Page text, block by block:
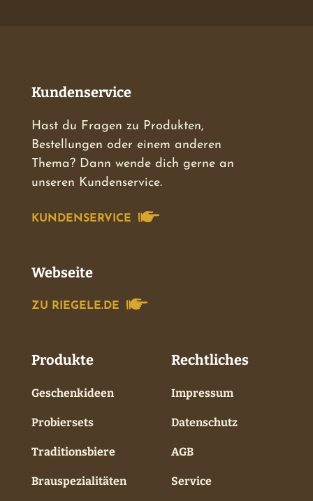
Kundenservice
Hast du Fragen zu Produkten,
Bestellungen oder einem anderen
Thema? Dann wende dich gerne an
unseren Kundenservice.
KUNDENSERVICE
Webseite
ZU RIEGELE.DE
Produkte
Geschenkideen
Probiersets
Traditionsbiere
Brauspezialitäten
Rechtliches
Impressum
Datenschutz
AGB
Service